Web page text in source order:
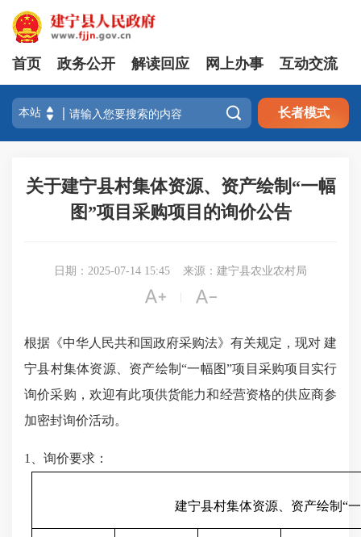
首页 政务公开 解读回应 网上办事 互动交流
 长者模式
关于建宁县村集体资源、资产绘制“一幅
图”项目采购项目的询价公告
日期：2025-07-14 15:45 来源：建宁县农业农村局
 
根据《中华人民共和国政府采购法》有关规定，现对 建
宁县村集体资源、资产绘制“一幅图”项目采购项目实行
询价采购，欢迎有此项供货能力和经营资格的供应商参
加密封询价活动。
1、询价要求：
建宁县村集体资源、资产绘制 “